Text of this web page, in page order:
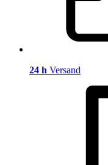
24 h Versand